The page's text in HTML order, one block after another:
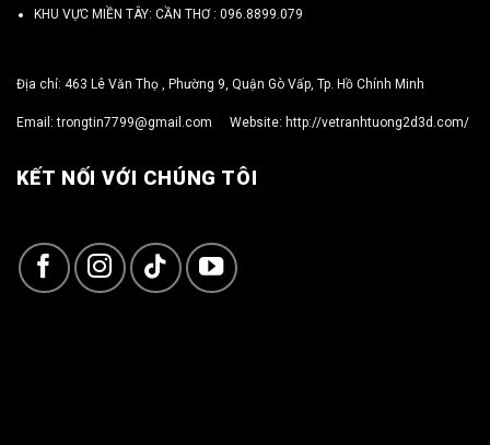
KHU VỰC MIỀN TÂY: CẦN THƠ : 096.8899.079
Địa chỉ: 463 Lê Văn Thọ , Phường 9, Quận Gò Vấp, Tp. Hồ Chính Minh
Email:trongtin7799@gmail.com Website: http://vetranhtuong2d3d.com/
KẾT NỐI VỚI CHÚNG TÔI